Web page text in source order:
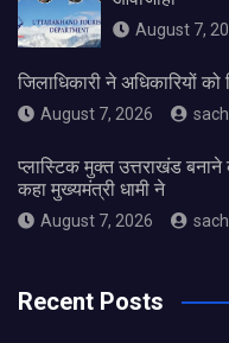
August 7,
जिलाधिकारी ने अधिकारियों
August 7, 2026
प्लास्टिक मुक्त उत्तराखंड बनाने
कहा मुख्यमंत्री धामी ने
August 7, 2026
Recent Posts